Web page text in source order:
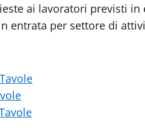
ai lavoratori previsti
entrata per settore di
Tavole